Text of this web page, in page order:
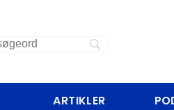
ARTIKLER